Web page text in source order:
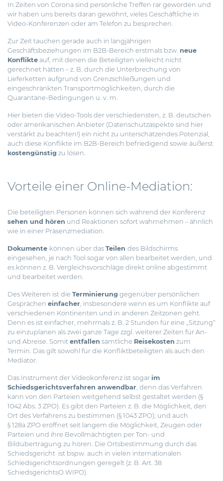
In Zeiten von Corona sind persönliche Treffen rar geworden und
wir haben uns bereits daran gewöhnt, vieles Geschäftliche in
Video-Konferenzen oder am Telefon zu besprechen.
Zur Zeit tauchen gerade auch in langjährigen
Geschäftsbeziehungen im B2B-Bereich erstmals bzw. neue
Konflikte auf, mit denen die Beteiligten vielleicht nicht
gerechnet hätten – z. B. durch die Unterbrechung von
Lieferketten aufgrund von Grenzschließungen und
eingeschränkten Transportmöglichkeiten, durch die
Quarantäne-Bedingungen u. v. m.
Hier bieten die Video-Tools der verschiedensten, z. B. deutschen
oder amerikanischen Anbieter (Datenschutzaspekte sind hier
verstärkt zu beachten!) ein nicht zu unterschätzendes Potenzial,
auch diese Konflikte im B2B-Bereich befriedigend sowie äußerst
kostengünstig zu lösen.
Vorteile einer Online-Mediation:
Die beteiligten Personen können sich während der Konferenz
sehen und hören und Reaktionen sofort wahrnehmen – ähnlich
wie in einer Präsenzmediation.
Dokumente können über das Teilen des Bildschirms
eingesehen, je nach Tool sogar von allen bearbeitet werden, und
es können z. B. Vergleichsvorschläge direkt online abgestimmt
und bearbeitet werden.
Des Weiteren ist die Terminierung gegenüber persönlichen
Gesprächen einfacher , insbesondere wenn es um Konflikte auf
verschiedenen Kontinenten und in anderen Zeitzonen geht.
Denn es ist einfacher, mehrmals z. B. 2 Stunden für eine „Sitzung“
zu einzuplanen als zwei ganze Tage zzgl. weiterer Zeiten für An-
und Abreise. Somit entfallen sämtliche Reisekosten zum
Termin. Das gilt sowohl für die Konfliktbeteiligten als auch den
Mediator.
Das Instrument der Videokonferenz ist sogar im
Schiedsgerichtsverfahren anwendbar , denn das Verfahren
kann von den Parteien weitgehend selbst gestaltet werden (§
1042 Abs. 3 ZPO). Es gibt den Parteien z. B. die Möglichkeit, den
Ort des Verfahrens zu bestimmen (§ 1043 ZPO); und auch
§ 128a ZPO eröffnet seit langem die Möglichkeit, Zeugen oder
Parteien und ihre Bevollmächtigten per Ton- und
Bildübertragung zu hören. Die Ortsbestimmung durch das
Schiedsgericht ist bspw. auch in vielen internationalen
Schiedsgerichtsordnungen geregelt (z. B. Art. 38
SchiedsgerichtsO WIPO).